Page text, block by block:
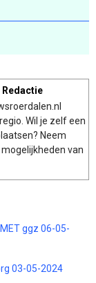
Wil je zelf een
Neem
van
ggz 06-05-
03-05-2024